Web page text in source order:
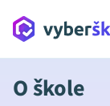
O škole